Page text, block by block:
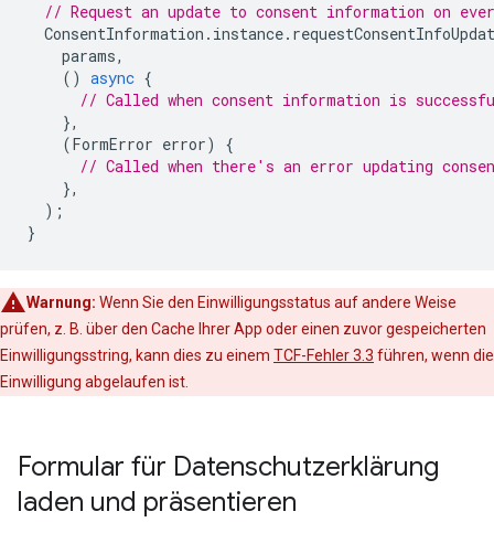
// Request an update to consent information on
ConsentInformation . instance.
params,
() async {
// Called when consent information is
},
(FormError error)
{
// Called when there's an error updating
},
);
}
Warnung: Wenn Sie den Einwilligungsstatus auf andere Weise
prüfen, z. B. über den Cache Ihrer App oder einen zuvor gespeicherten
Einwilligungsstring, kann dies zu einem TCF-Fehler 3.3 führen, wenn die
Einwilligung abgelaufen ist.
Formular für Datenschutzerklärung
laden und präsentieren